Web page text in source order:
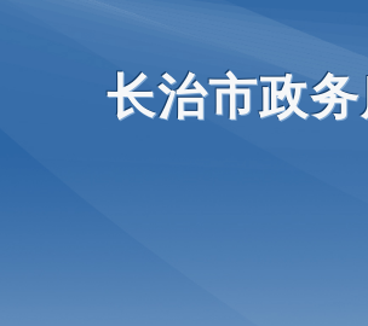
长治市政